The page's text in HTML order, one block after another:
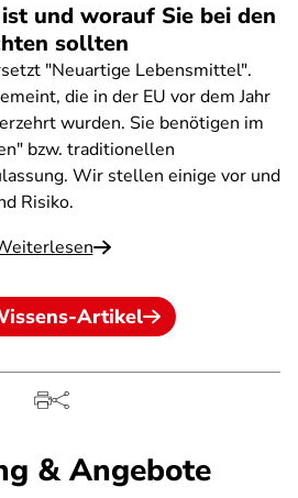
und worauf Sie bei den
sollten
"Neuartige Lebensmittel".
die in der EU vor dem Jahr
wurden. Sie benötigen im
bzw. traditionellen
Wir stellen einige vor und
Risiko.
Artikel
& Angebote